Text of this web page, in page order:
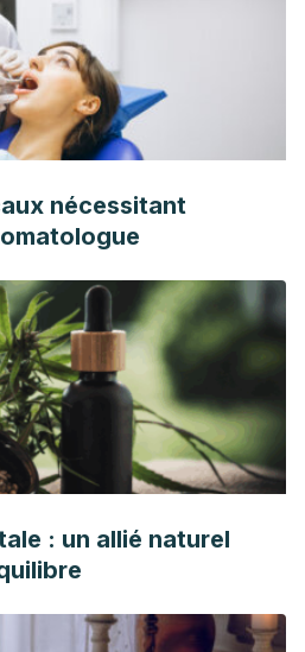
primaria: un análisis bibliométrico
nécessitant
: un allié naturel